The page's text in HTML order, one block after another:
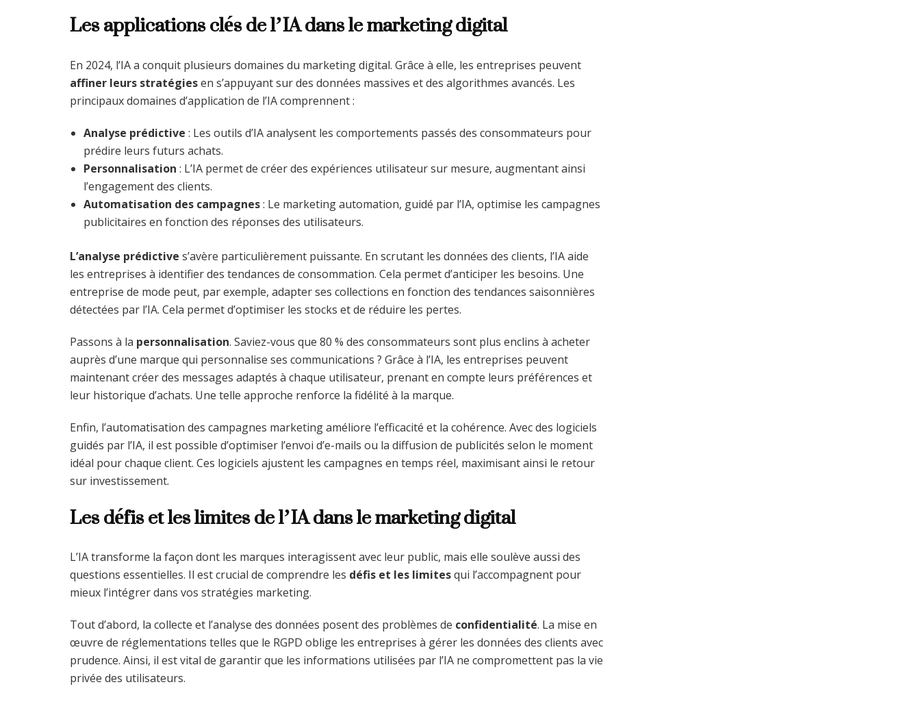
Les applications clés de l’IA dans le marketing digital
En 2024, l’IA a conquit plusieurs domaines du marketing digital. Grâce à elle, les entreprises peuvent
affiner leurs stratégiesen s’appuyant sur des données massives et des algorithmes avancés. Les
principaux domaines d’application de l’IA comprennent :
Analyse prédictive : Les outils d’IA analysent les comportements passés des consommateurs pour
prédire leurs futurs achats.
Personnalisation : L’IA permet de créer des expériences utilisateur sur mesure, augmentant ainsi
l’engagement des clients.
Automatisation des campagnes: Le marketing automation, guidé par l’IA, optimise les campagnes
publicitaires en fonction des réponses des utilisateurs.
L’analyse prédictive s’avère particulièrement puissante. En scrutant les données des clients, l’IA aide
les entreprises à identifier des tendances de consommation. Cela permet d’anticiper les besoins. Une
entreprise de mode peut, par exemple, adapter ses collections en fonction des tendances saisonnières
détectées par l’IA. Cela permet d’optimiser les stocks et de réduire les pertes.
Passons à la personnalisation. Saviez-vous que 80 % des consommateurs sont plus enclins à acheter
auprès d’une marque qui personnalise ses communications ? Grâce à l’IA, les entreprises peuvent
maintenant créer des messages adaptés à chaque utilisateur, prenant en compte leurs préférences et
leur historique d’achats. Une telle approche renforce la fidélité à la marque.
Enfin, l’automatisation des campagnes marketing améliore l’efficacité et la cohérence. Avec des logiciels
guidés par l’IA, il est possible d’optimiser l’envoi d’e-mails ou la diffusion de publicités selon le moment
idéal pour chaque client. Ces logiciels ajustent les campagnes en temps réel, maximisant ainsi le retour
sur investissement.
Les défis et les limites de l’IA dans le marketing digital
L’IA transforme la façon dont les marques interagissent avec leur public, mais elle soulève aussi des
questions essentielles. Il est crucial de comprendre les défis et les limitesqui l’accompagnent pour
mieux l’intégrer dans vos stratégies marketing.
Tout d’abord, la collecte et l’analyse des données posent des problèmes de confidentialité. La mise en
œuvre de réglementations telles que le RGPD oblige les entreprises à gérer les données des clients avec
prudence. Ainsi, il est vital de garantir que les informations utilisées par l’IA ne compromettent pas la vie
privée des utilisateurs.